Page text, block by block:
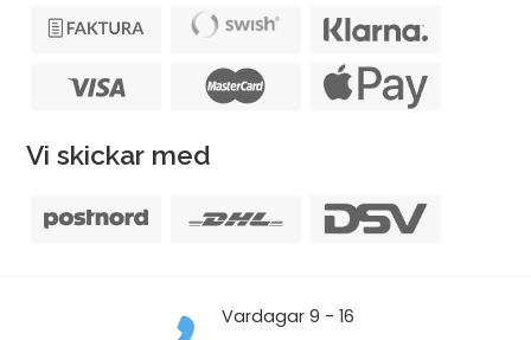
Vi skickar med
Vardagar 9 - 16